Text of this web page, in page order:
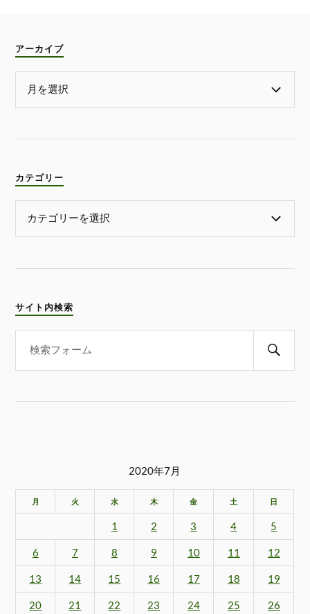
アーカイブ
カテゴリー
サイト内検索
2020年7月
月 火 水 木 金 土 日
1 2 3 4 5
6 7 8 9 10 11 12
13 14 15 16 17 18 19
20 21 22 23 24 25 26